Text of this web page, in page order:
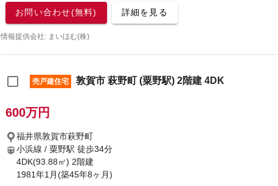
お問い合わせ(無料) 詳細を見る
情報提供会社: まいほむ(株)
売戸建住宅 敦賀市 萩野町 (粟野駅) 2階建 4DK
600万円
福井県敦賀市萩野町
小浜線 / 粟野駅 徒歩34分
4DK(93.88㎡) 2階建
1981年1月(築45年8ヶ月)